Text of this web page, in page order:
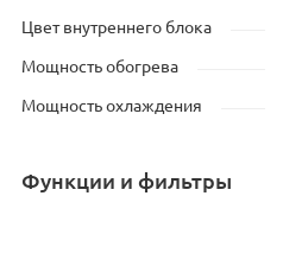
Цвет внутреннего блока
Мощность обогрева
Мощность охлаждения
Функции и фильтры